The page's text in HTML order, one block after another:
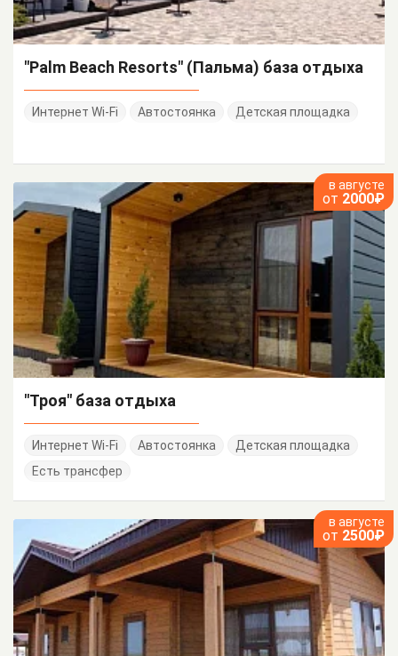
"Palm Beach Resorts" (Пальма) база отдыха
Интернет Wi-Fi Автостоянка Детская площадка
в августе
от 2000₽
"Троя" база отдыха
Интернет Wi-Fi Автостоянка
Детская площадка
Есть трансфер
в августе
от 2500₽